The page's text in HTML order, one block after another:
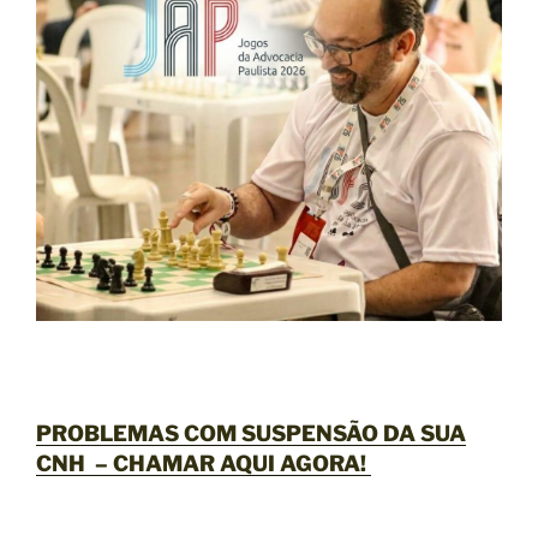
PROBLEMAS COM SUSPENSÃO DA SUA
CNH – CHAMAR AQUI AGORA!